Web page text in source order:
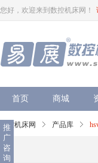
您好，欢迎来到数控机床网！
首页 商城
数控机床网 产品库
推
广
咨
询